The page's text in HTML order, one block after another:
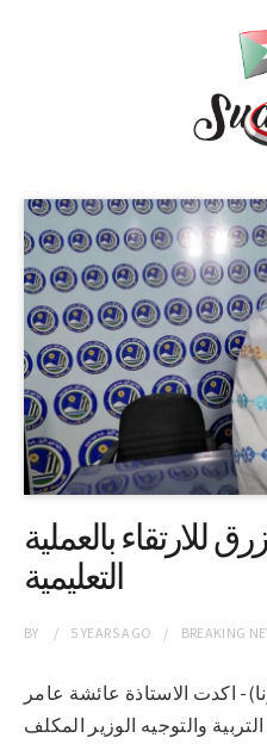
للارتقاء بالعملية
التعليمية
BY 5 YEARSAGO BREAKING
19-3-2021 (سونا)- اكدت الاستاذة عائشة عامر
والتوجيه الوزير المكلف